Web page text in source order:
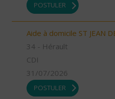
POSTULER
Aide à domicile ST JEAN
34 - Hérault
CDI
31/07/2026
POSTULER